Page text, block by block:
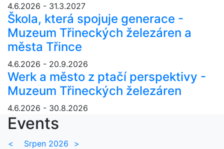
4.6.2026 - 31.3.2027
Škola, která spojuje generace -
Muzeum Třineckých železáren a
města Třince
4.6.2026 - 20.9.2026
Werk a město z ptačí perspektivy -
Muzeum Třineckých železáren
4.6.2026 - 30.8.2026
Events
< Srpen 2026
>